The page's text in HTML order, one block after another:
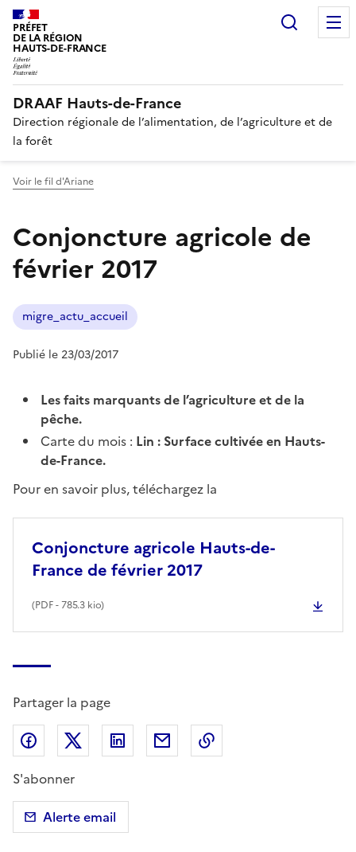
PRÉFET
DE LA RÉGION
HAUTS-DE-FRANCE
DRAAF Hauts-de-France
Direction régionale de l’alimentation, de l’agriculture et de
la forêt
Voir le fil d'Ariane
Conjoncture agricole de
février 2017
migre_actu_accueil
Publié le 23/03/2017
Les faits marquants de l’agriculture et de la
pêche.
Carte du mois : Lin : Surface cultivée en Hauts-
de-France.
Pour en savoir plus, téléchargez la
Conjoncture agricole Hauts-de-
France de février 2017
(PDF- 785.3 kio)
Partager la page
Partager sur Facebook
Partager sur X (anciennement Twitter)
Partager sur LinkedIn
Partager par email
S'abonner
Alerte email